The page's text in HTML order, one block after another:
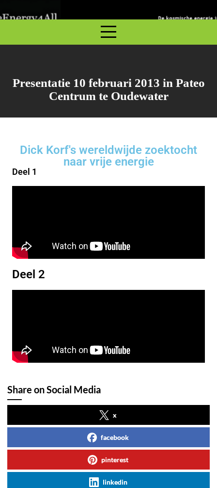
Presentatie 10 februari 2013 in Pateo
Centrum te Oudewater
Dick Korf's wereldwijde zoektocht
naar vrije energie
Deel 1
Deel 2
Share on Social Media
x
facebook
pinterest
linkedin